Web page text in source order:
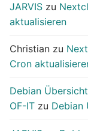
JARVIS zu
aktualisieren
Christian zu
Cron
Debian
OF-IT zu Debian